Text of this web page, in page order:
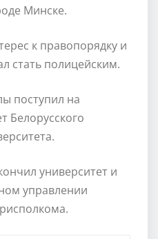
Минске.
к правопорядку и
стать полицейским.
поступил на
Белорусского
университет и
управлении